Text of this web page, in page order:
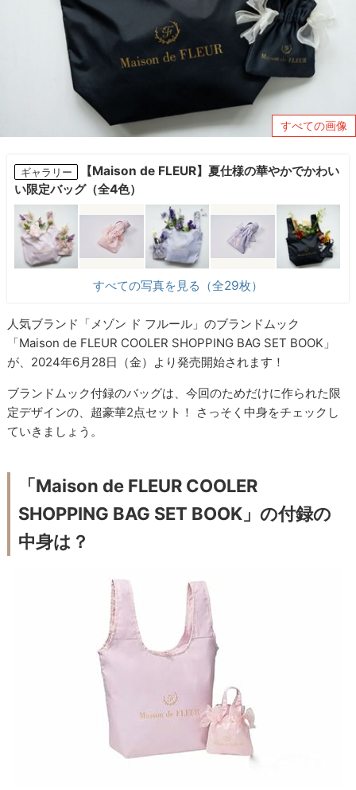
すべての画像
ギャラリー
【Maison de FLEUR】夏仕様の華やかでかわい
い限定バッグ（全4色）
すべての写真を見る（全29枚）
人気ブランド「メゾン ド フルール」のブランドムック
「Maison de FLEUR COOLER SHOPPING BAG SET BOOK」
が、2024年6月28日（金）より発売開始されます！
ブランドムック付録のバッグは、今回のためだけに作られた限
定デザインの、超豪華2点セット！ さっそく中身をチェックし
ていきましょう。
「Maison de FLEUR COOLER
SHOPPING BAG SET BOOK」の付録の
中身は？